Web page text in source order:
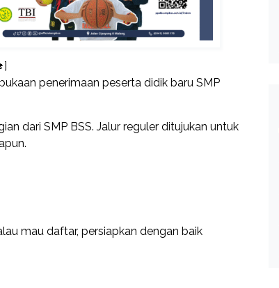
penerimaan peserta didik baru SMP
dari SMP BSS. Jalur reguler ditujukan untuk
mau daftar, persiapkan dengan baik